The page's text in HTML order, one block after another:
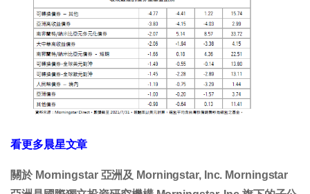
看更多晨星文章
關於 Morningstar 亞洲及 Morningstar, Inc. Morningstar